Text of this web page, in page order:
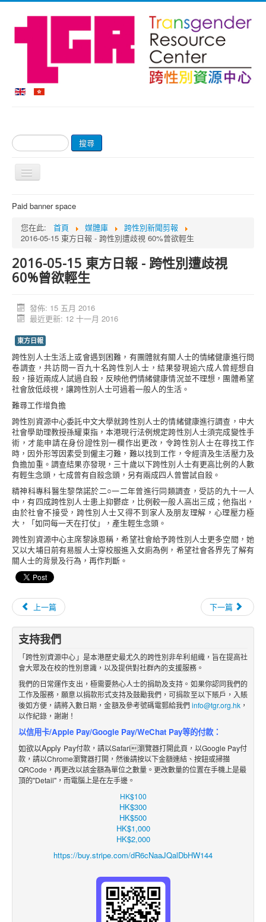
搜
尋...
搜尋
切
覽
首頁
關於我們
網上商店及付款
輔導服務
活動消息
資料庫
媒體庫
台灣專區
中國大陸專區
「跨樂園」交友平台
捐助單位
Paid banner space
您在此:
首頁 媒體庫
跨性別新聞剪報
2016-05-15 東方日報 - 跨性別遭歧視 60%曾欲輕生
2016-05-15 東方日報 - 跨性別遭歧視
60%曾欲輕生
發佈: 15 五月 2016
最近更新: 12 十一月 2016
東方日報
跨性別人士生活上或會遇到困難，有團體就有關人士的情緒健康進行問
卷調查，共訪問一百九十名跨性別人士，結果發現逾六成人曾經想自
殺，接近兩成人試過自殺，反映他們情緒健康情況並不理想，團體希望
社會放低歧視，讓跨性別人士可過着一般人的生活。
難尋工作增負擔
跨性別資源中心委託中文大學就跨性別人士的情緒健康進行調查，中大
社會學助理教授孫耀東指，本港現行法例規定跨性別人士須完成變性手
術，才能申請在身份證性別一欄作出更改，令跨性別人士在尋找工作
時，因外形等因素受到僱主刁難，難以找到工作，令經濟及生活壓力及
負擔加重。調查結果亦發現，三十歲以下跨性別人士有更高比例的人數
有輕生念頭，七成曾有自殺念頭，另有兩成四人曾嘗試自殺。
精神科專科醫生黎棨諾於二○一二年曾進行同類調查，受訪的九十一人
中，有四成跨性別人士患上抑鬱症，比例較一般人高出三成；他指出，
由於社會不接受，跨性別人士又得不到家人及朋友理解，心理壓力極
大，「如同每一天在打仗」，產生輕生念頭。
跨性別資源中心主席黎詠恩稱，希望社會給予跨性別人士更多空間，她
又以大埔日前有易服人士穿校服進入女廁為例，希望社會各界先了解有
關人士的背景及行為，再作判斷。
上一篇 下一篇
支持我們
「跨性別資源中心」是本港歷史最尤久的跨性別非牟利組織，旨在提高社
會大眾及在校的性別意識，以及提供對社群內的支援服務。
我們的日常運作支出，極需要熱心人士的捐助及支持。如果你認同我們的
工作及服務，願意以捐款形式支持及鼓勵我們，可捐款至以下賬戶，入賬
後如方便，請將入數日期，金額及參考號碼電郵給我們info@tgr.org.hk，
以作紀錄，謝謝！
以信用卡/Apple Pay/Google Pay/WeChat Pay等的付款：
如欲以Apply Pay付款，請以Safari瀏覽器打開此頁，以Google Pay付
款，請以Chrome瀏覽器打開，然後請按以下金額連結 、 按鈕或掃描
QRCode，再更改以該金額為單位之數量。更改數量的位置在手機上是最
頂的"Detail"，而電腦上是在左手邊。
HK$100
HK$300
HK$500
HK$1,000
HK$2,000
https://buy.stripe.com/dR6cNaaJQalDbHW144